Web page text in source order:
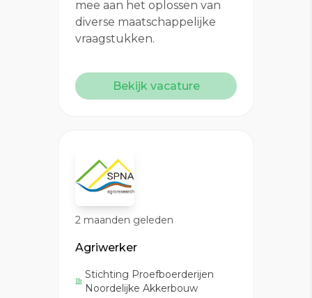
mee aan het oplossen van
diverse maatschappelijke
vraagstukken.
Bekijk vacature
2 maanden geleden
Agriwerker
Stichting Proefboerderijen
Noordelijke Akkerbouw